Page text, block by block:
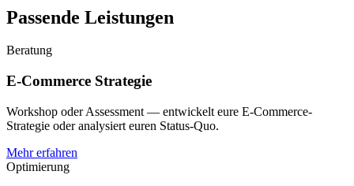
Passende Leistungen
Beratung
E-Commerce Strategie
Workshop oder Assessment — entwickelt eure E-Commerce-
Strategie oder analysiert euren Status-Quo.
Mehr erfahren
Optimierung